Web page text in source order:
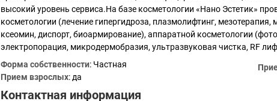
высокий уровень сервиса.На базе косметологии «Нано Эстетик»
косметологии (лечение гипергидроза, плазмолифтинг,
ксеомин, диспорт, биоармирование), аппаратной косметологии
электропорация, микродермобразия, ультразвуковая чистка, RF
Форма собственности: Частная
Прием взрослых: да
Контактная информация